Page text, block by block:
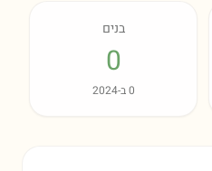
בנים
0
0ב-2024